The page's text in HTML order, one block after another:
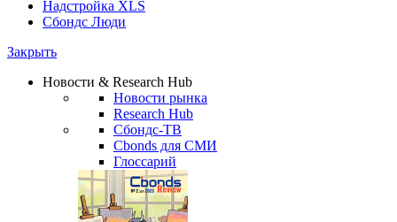
Надстройка XLS
Сбондс Люди
Закрыть
Новости & Research Hub
Новости рынка
Research Hub
Сбондс-ТВ
Cbonds для СМИ
Глоссарий